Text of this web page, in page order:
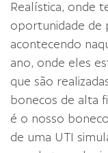
Realística, onde
oportunidade de
acontecendo
ano, onde eles
que são
bonecos de alta
é o nosso
de uma UTI